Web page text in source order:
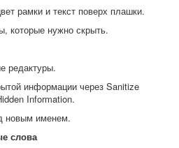
рамки и текст поверх плашки.
которые нужно скрыть.
редактуры.
информации через Sanitize
Information.
новым именем.
слова